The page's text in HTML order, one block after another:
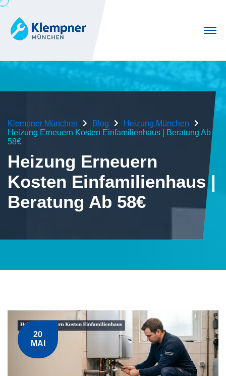
Klempner München Blog
Heizung München
Heizung Erneuern Kosten Einfamilienhaus | Beratung Ab
58€
Heizung Erneuern
Kosten Einfamilienhaus |
Beratung Ab 58€
20
MAI